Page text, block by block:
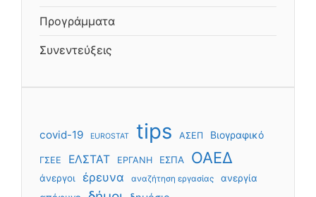
Προγράμματα
Συνεντεύξεις
covid-19 EUROSTAT tips ΑΣΕΠ Βιογραφικό
ΓΣΕΕ ΕΛΣΤΑΤ ΕΡΓΑΝΗ ΕΣΠΑ ΟΑΕΔ
άνεργοι έρευνα αναζήτηση εργασίας ανεργία